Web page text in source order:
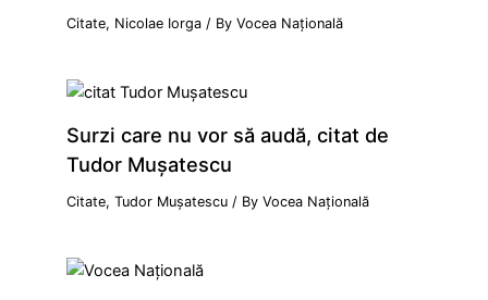
Citate, Nicolae Iorga / ByVocea Națională
Surzi care nu vor să audă, citat de
Tudor Mușatescu
Citate,Tudor Mușatescu / ByVocea Națională